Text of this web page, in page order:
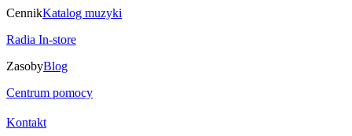
CennikKatalog muzyki
Radia In-store
ZasobyBlog
Centrum pomocy
Kontakt